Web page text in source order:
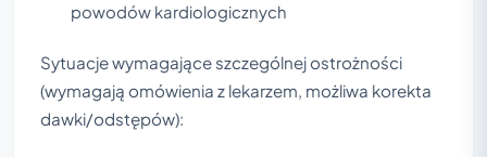
powodów kardiologicznych
Sytuacje wymagające szczególnej ostrożności
(wymagają omówienia z lekarzem, możliwa korekta
dawki/odstępów):